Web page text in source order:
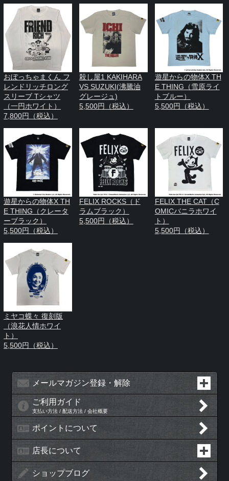
おぼっちゃまくん フ
レンドリッチロング
スリーブ Tシャツ
（一円ホワイト）
7,800円（税込）
殺し屋1 KAKIHARA
VS SUZUKI(沸騰油
グレージュ)
5,500円（税込）
遊星からの物体X TH
E THING（雪原ライ
トブルー）
5,500円（税込）
遊星からの物体X TH
E THING（クレータ
ーブラック）
5,500円（税込）
FELIX ROCKS（ド
ラムブラック）
5,500円（税込）
FELIX THE CAT（C
OMICバニラホワイ
ト）
5,500円（税込）
ミヤコ蝶々 復刻版
（浪花人情ホワイ
ト）
5,500円（税込）
メールマガジン登録・解除
ご利用ガイド
支払い方法 / 配送方法 / 会社概要
ポイントについて
店長について
ショップブログ